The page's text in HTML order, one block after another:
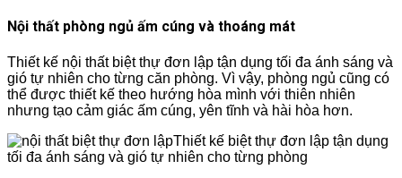
Nội thất phòng ngủ ấm cúng và thoáng mát
Thiết kế nội thất biệt thự đơn lập tận dụng tối đa ánh sáng và
gió tự nhiên cho từng căn phòng. Vì vậy, phòng ngủ cũng có
thể được thiết kế theo hướng hòa mình với thiên nhiên
nhưng tạo cảm giác ấm cúng, yên tĩnh và hài hòa hơn.
Thiết kế biệt thự đơn lập tận dụng
tối đa ánh sáng và gió tự nhiên cho từng phòng